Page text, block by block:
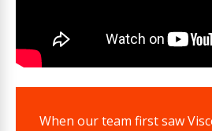
When our team first saw